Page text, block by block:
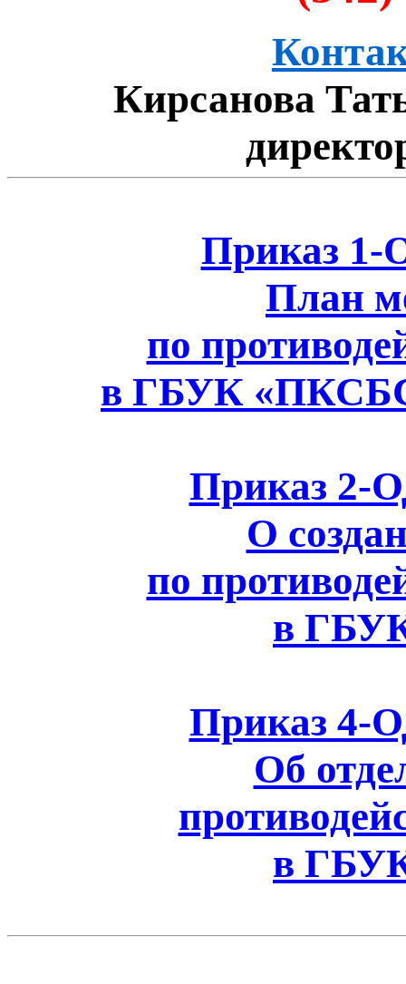
Кирсанова
Приказ 1-
План
по
в ГБУК
Приказ 2-
О
по
в
Приказ 4-
Об
в